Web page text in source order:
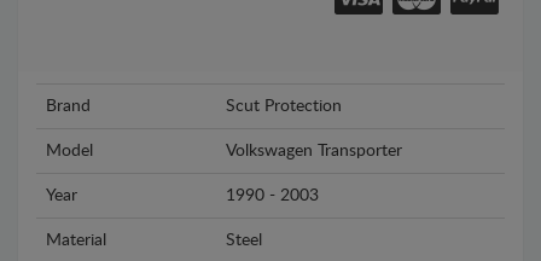
Brand Scut Protection
Model Volkswagen Transporter
Year 1990 - 2003
Material Steel